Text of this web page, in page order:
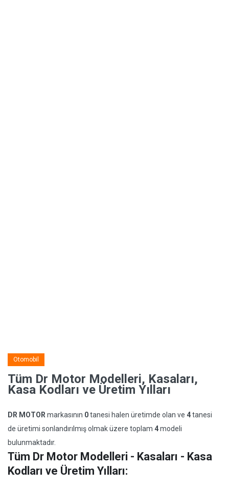
Otomobil
Tüm Dr Motor Modelleri, Kasaları,
Kasa Kodları ve Üretim Yılları
DR MOTOR markasının 0tanesi halen üretimde olan ve 4tanesi
de üretimi sonlandırılmış olmak üzere toplam 4modeli
bulunmaktadır.
Tüm Dr Motor Modelleri - Kasaları - Kasa
Kodları ve Üretim Yılları: